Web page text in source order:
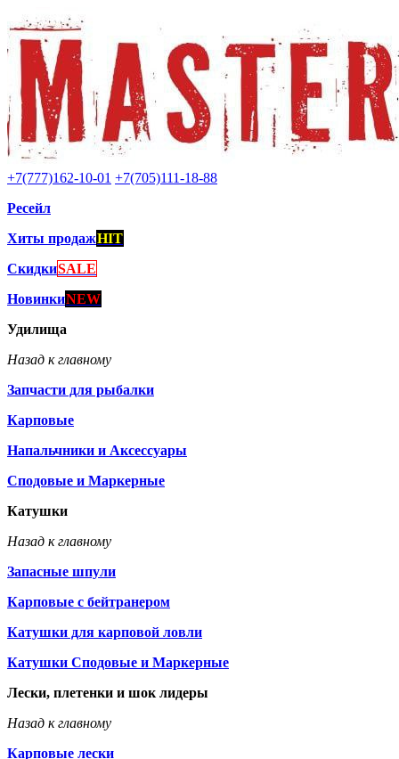
+7(777)162-10-01 +7(705)111-18-88
Ресейл
Хиты продажHIT
СкидкиSALE
НовинкиNEW
Удилища
Назад к главному
Запчасти для рыбалки
Карповые
Напальчники и Аксессуары
Сподовые и Маркерные
Катушки
Назад к главному
Запасные шпули
Карповые с бейтранером
Катушки для карповой ловли
Катушки Сподовые и Маркерные
Лески, плетенки и шок лидеры
Назад к главному
Карповые лески